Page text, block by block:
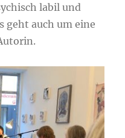
labil und
geht auch um eine